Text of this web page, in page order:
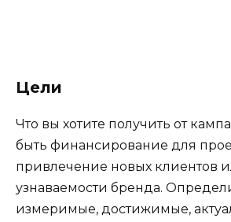
Цели
Что вы хотите получить от
быть финансирование для
привлечение новых клиентов
узнаваемости бренда.
измеримые, достижимые,